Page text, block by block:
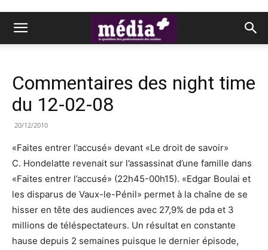
Commentaires des night time
du 12-02-08
20/12/2010
«Faites entrer l’accusé» devant «Le droit de savoir»
C. Hondelatte revenait sur l’assassinat d’une famille dans
«Faites entrer l’accusé» (22h45-00h15). «Edgar Boulai et
les disparus de Vaux-le-Pénil» permet à la chaîne de se
hisser en tête des audiences avec 27,9% de pda et 3
millions de téléspectateurs. Un résultat en constante
hause depuis 2 semaines puisque le dernier épisode,